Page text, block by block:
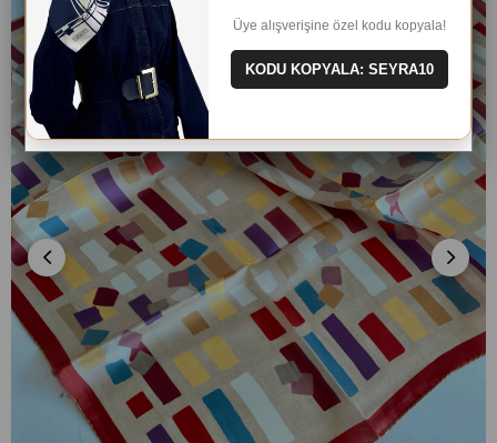
Üye alışverişine özel kodu kopyala!
KODU KOPYALA: SEYRA10